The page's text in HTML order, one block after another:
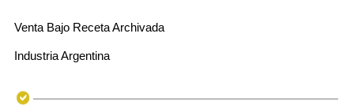
Venta Bajo Receta Archivada
Industria Argentina